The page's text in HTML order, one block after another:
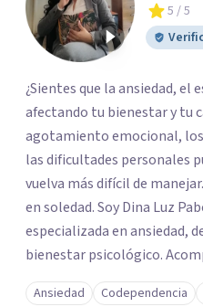
5 / 5
¿Sientes que la ansiedad,
afectando tu bienestar y tu
agotamiento emocional,
las dificultades personales
vuelva más difícil de
en soledad. Soy Dina Luz Pabón, psicóloga profesional
especializada en ansiedad,
bienestar psicológico.
comprender lo que están
autoestima y recuperar el
Ansiedad Codependencia